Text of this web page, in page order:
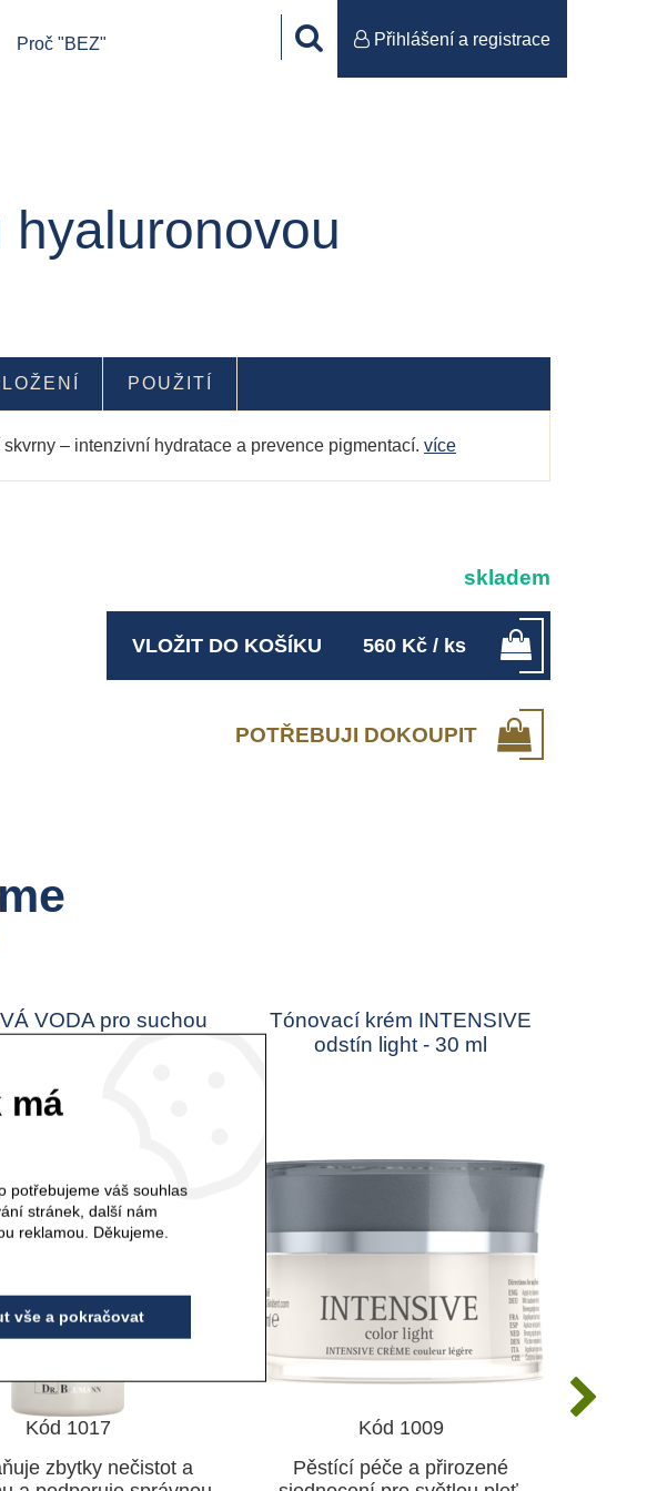
Proč "BEZ" Přihlášení a registrace
hyaluronovou
POUŽITÍ
– intenzivní hydratace a prevence pigmentací. více
POTŘEBUJI DOKOUPIT
skladem
VLOŽIT DO KOŠÍKU 560 Kč / ks
VODA pro suchou
Kód 1017
zbytky nečistot a
Tónovací krém INTENSIVE
odstín light - 30 ml
Kód 1009
Pěstící péče a přirozené
má
potřebujeme váš souhlas
stránek, další nám
reklamou. Děkujeme.
vše a pokračovat